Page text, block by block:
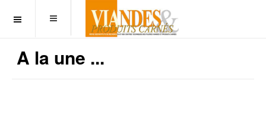
OFF CANVAS
A la une ...